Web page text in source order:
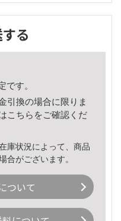
る
です。
引換の場合に限りま
こちら をご確認くだ
庫状況によって、商品
合がございます。
ついて